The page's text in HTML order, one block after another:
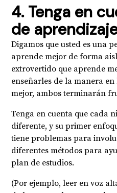
4. Tenga en
de
Digamos que usted es una
aprende mejor de forma
extrovertido que aprende
enseñarles de la manera
mejor, ambos terminarán
Tenga en cuenta que cada
diferente, y su primer
tiene problemas para
diferentes métodos para
plan de estudios.
(Por ejemplo, leer en voz